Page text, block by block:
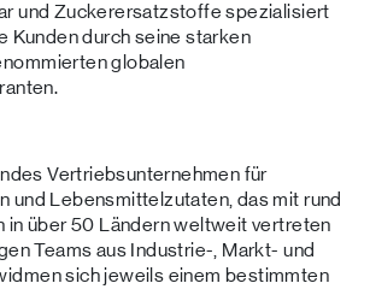
und Zuckerersatzstoffe spezialisiert
Kunden durch seine starken
globalen
Vertriebsunternehmen für
und Lebensmittelzutaten, das mit rund
in über 50 Ländern weltweit vertreten
Teams aus Industrie-, Markt- und
sich jeweils einem bestimmten